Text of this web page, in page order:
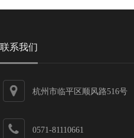
联系我们
杭州市临平区顺风路516号
0571-81110661